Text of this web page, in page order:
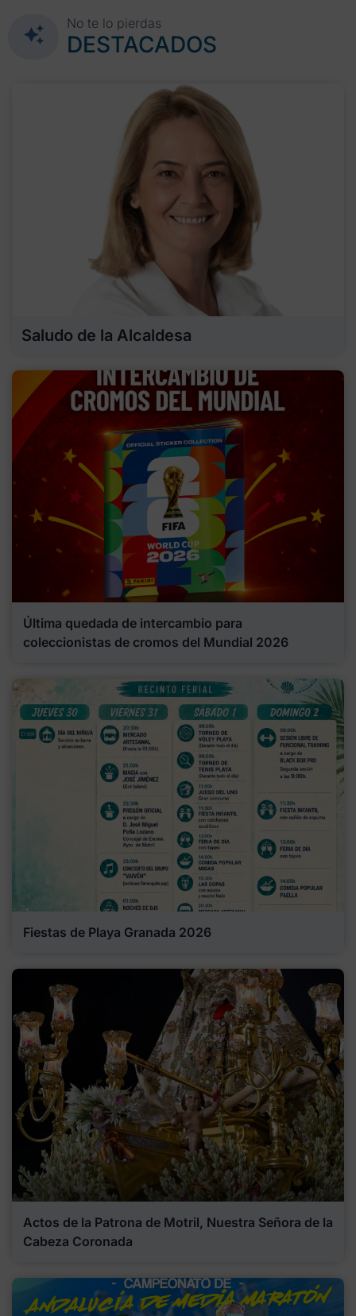
No te lo pierdas
DESTACADOS
Saludo de la Alcaldesa
Última quedada de intercambio para
coleccionistas de cromos del Mundial 2026
Fiestas de Playa Granada 2026
Actos de la Patrona de Motril, Nuestra Señora de la
Cabeza Coronada